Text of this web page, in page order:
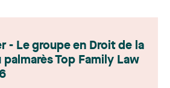
- Le groupe en Droit de la
Top Family Law